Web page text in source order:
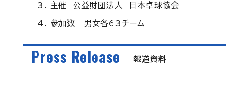
主催 公益財団法人 日本卓球協会
参加数 男女各63チーム
Press Release 報道資料